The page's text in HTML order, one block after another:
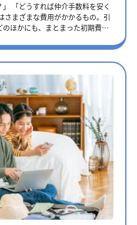
とで、割引などのサービスが受け
によって料金設定や付帯サービ
りを取得するのがおすすめで
提案から契約まで無料で代行可
算が必要です。冷蔵庫や炊飯器
もありますが、「容量が足りな
た」という例もあります。長く
変化も考慮しサイズを選びまし
の大型家電や家具は、購入前に
ースがあるか ・搬入経路
大型家具や家電が無理なく運び込
になります。築年数が経った建
廊下の幅が現代の標準的な家具
性もあるため、事前の確認が大切
です。住所変更やライフライン
く
ほかにも、まとまった初期費用
くする方法
は、最後までお読みください。
賃の
も見られます。 そのような
ることができます。不動産会社
によって、入居までのハードル
を確保できます。 また大家
不動産会社に対して管理料が別
断によって仲介手数料を安くし
いる